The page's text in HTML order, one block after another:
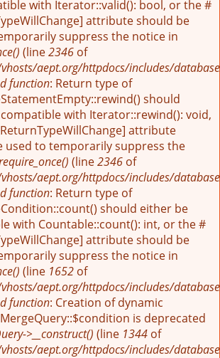
with Iterator::valid(): bool, or the #
attribute should be
suppress the notice in
(line2346 of
aept.org/httpdocs/includes/
function: Return type of
should
with Iterator::rewind(): void,
attribute
used to temporarily suppress the
(line2346 of
aept.org/httpdocs/includes/
function: Return type of
should either be
with Countable::count(): int, or the #
attribute should be
suppress the notice in
(line 1652 of
aept.org/httpdocs/includes/
function: Creation of dynamic
is deprecated
>__construct() (line 1344 of
aept.org/httpdocs/includes/